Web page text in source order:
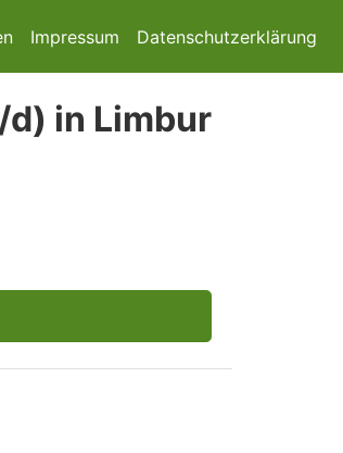
Impressum Datenschutzerklärung
in Limbur